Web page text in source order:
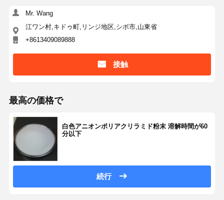
Mr. Wang
江ワン村,キドゥ町,リンジ地区,シボ市,山東省
+8613409089888
接触
最高の価格で
白色アニオンポリアクリラミド粉末 溶解時間が60
分以下
続行